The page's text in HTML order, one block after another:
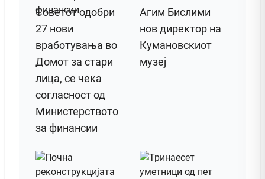
Советот одобри
27 нови
вработувања во
Домот за стари
лица, се чека
согласност од
Министерството
за финансии
Агим Бислими
нов директор на
Кумановскиот
музеј